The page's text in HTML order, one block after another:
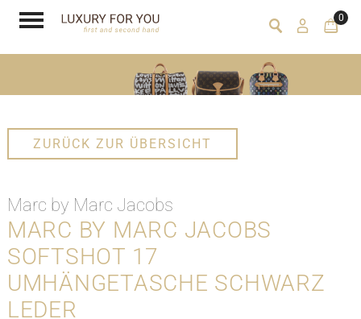
0
ZURÜCK ZUR ÜBERSICHT
Marc by Marc Jacobs
MARC BY MARC JACOBS
SOFTSHOT 17
UMHÄNGETASCHE SCHWARZ
LEDER